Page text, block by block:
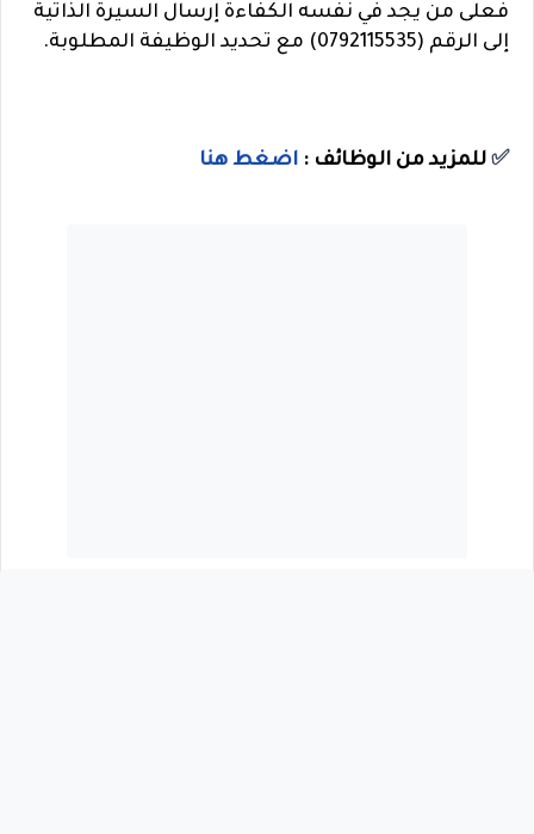
فعلى من يجد في نفسه الكفاءة إرسال السيرة الذاتية
إلى الرقم (0792115535) مع تحديد الوظيفة المطلوبة.
✅ للمزيد من الوظائف : اضغط هنا